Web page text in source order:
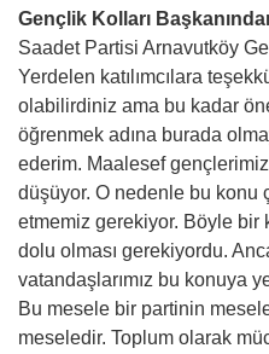
Gençlik Kolları
Saadet Partisi Arnavutköy
Yerdelen katılımcılara
olabilirdiniz ama bu kadar
öğrenmek adına burada
ederim. Maalesef
düşüyor. O nedenle bu konu
etmemiz gerekiyor. Böyle bir
dolu olması gerekiyordu.
vatandaşlarımız bu konuya
Bu mesele bir partinin
meseledir. Toplum olarak